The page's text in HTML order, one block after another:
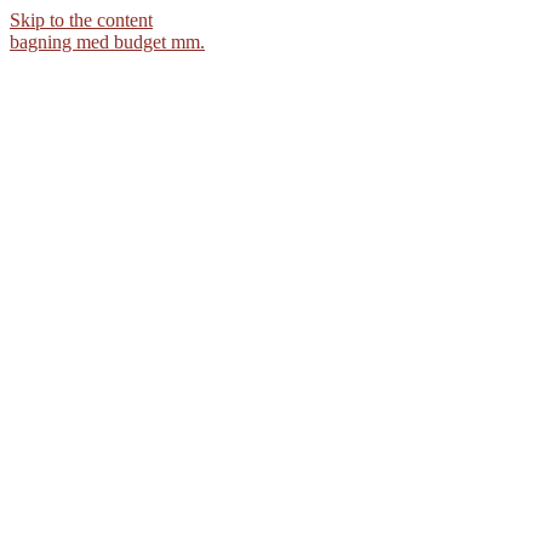
Skip to the content
bagning med budget mm.